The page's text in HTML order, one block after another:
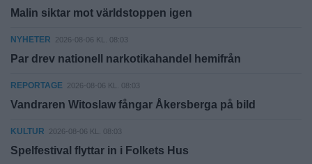
Malin siktar mot världstoppen igen
NYHETER 2026-08-06 KL. 08:03
Par drev nationell narkotikahandel hemifrån
REPORTAGE 2026-08-06 KL. 08:03
Vandraren Witoslaw fångar Åkersberga på bild
KULTUR 2026-08-06 KL. 08:03
Spelfestival flyttar in i Folkets Hus